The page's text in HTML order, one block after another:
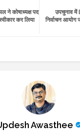
tte ats
उपचुनाव में
निर्वाचन आयोग
ने कोषाध्यक्ष पद
कर लिया
Awasthee